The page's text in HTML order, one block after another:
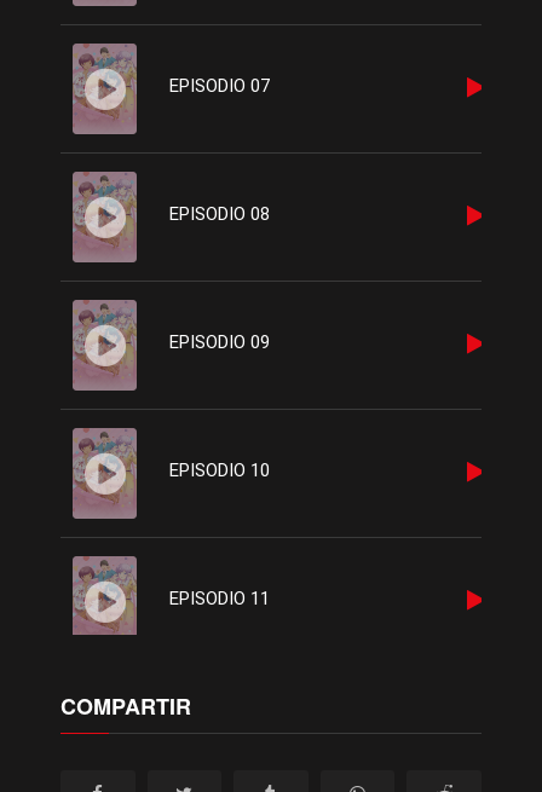
EPISODIO 07
EPISODIO 08
EPISODIO 09
EPISODIO 10
EPISODIO 11
COMPARTIR